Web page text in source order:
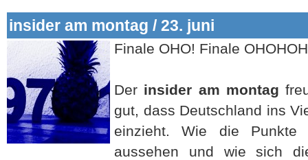
insider am montag / 23. juni
Finale OHO! Finale
Der insider am montag
gut, dass Deutschland ins
einzieht. Wie die Punkte
aussehen und wie sich